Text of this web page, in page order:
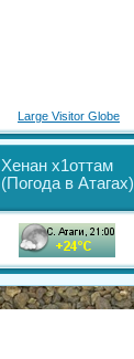
Large Visitor Globe
Хенан х1оттам
(Погода в Атагах)